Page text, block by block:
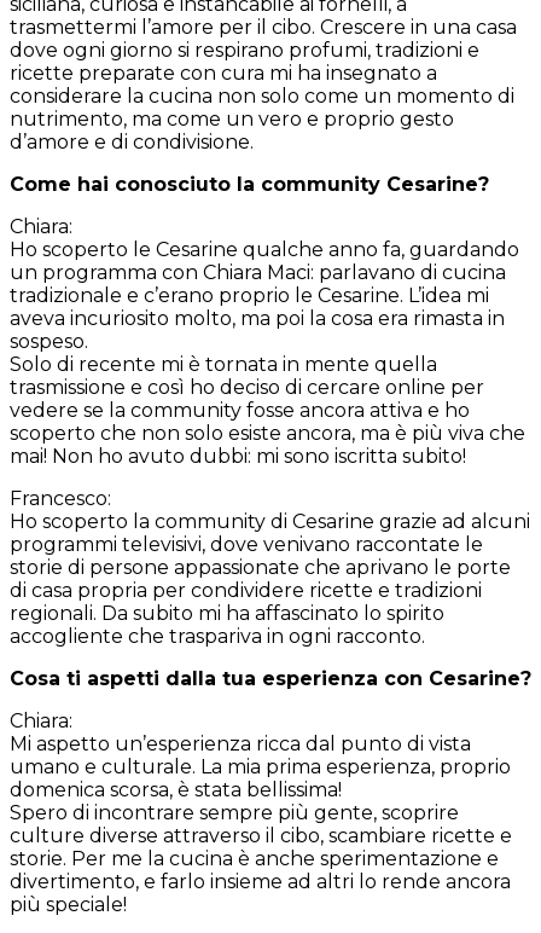
trasmettermi l’amore per il cibo. Crescere in una casa
dove ogni giorno si respirano profumi, tradizioni e
ricette preparate con cura mi ha insegnato a
considerare la cucina non solo come un momento di
nutrimento, ma come un vero e proprio gesto
d’amore e di condivisione.
Come hai conosciuto la community Cesarine?
Chiara:
Ho scoperto le Cesarine qualche anno fa, guardando
un programma con Chiara Maci: parlavano di cucina
tradizionale e c’erano proprio le Cesarine. L’idea mi
aveva incuriosito molto, ma poi la cosa era rimasta in
sospeso.
Solo di recente mi è tornata in mente quella
trasmissione e così ho deciso di cercare online per
vedere se la community fosse ancora attiva e ho
scoperto che non solo esiste ancora, ma è più viva che
mai! Non ho avuto dubbi: mi sono iscritta subito!
Francesco:
Ho scoperto la community di Cesarine grazie ad alcuni
programmi televisivi, dove venivano raccontate le
storie di persone appassionate che aprivano le porte
di casa propria per condividere ricette e tradizioni
regionali. Da subito mi ha affascinato lo spirito
accogliente che traspariva in ogni racconto.
Cosa ti aspetti dalla tua esperienza con Cesarine?
Chiara:
Mi aspetto un’esperienza ricca dal punto di vista
umano e culturale. La mia prima esperienza, proprio
domenica scorsa, è stata bellissima!
Spero di incontrare sempre più gente, scoprire
culture diverse attraverso il cibo, scambiare ricette e
storie. Per me la cucina è anche sperimentazione e
divertimento, e farlo insieme ad altri lo rende ancora
più speciale!